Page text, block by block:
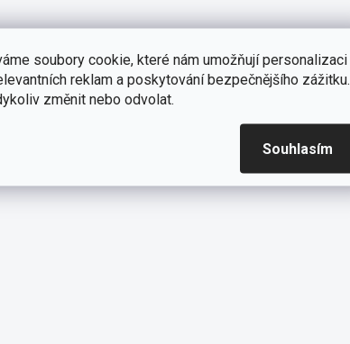
soubory cookie, které nám umožňují personalizaci
reklam a poskytování bezpečnějšího zážitku.
změnit nebo odvolat.
Souhlasím